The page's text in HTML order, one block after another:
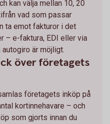
kan välja mellan 10, 20
vad som passar
ta emot fakturor i det
– e-faktura, EDI eller via
är möjligt.
över företagets
företagets inköp på
kortinnehavare – och
som gjorts innan du